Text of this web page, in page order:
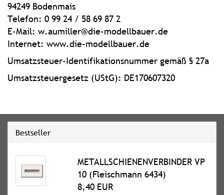
94249 Bodenmais
Telefon: 0 99 24 / 58 69 87 2
E-Mail: w.aumiller@die-modellbauer.de
Internet: www.die-modellbauer.de
Umsatzsteuer-Identifikationsnummer gemäß § 27a
Umsatzsteuergesetz (UStG): DE170607320
Bestseller
METALLSCHIENENVERBINDER VP
10 (Fleischmann 6434)
8,40 EUR